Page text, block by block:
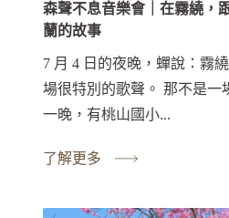
森聲不息音樂會｜在霧繞，
蘭的故事
7 月 4 日的夜晚，蟬說：霧
場很特別的歌聲。 那不是一
一晚，有桃山國小...
了解更多